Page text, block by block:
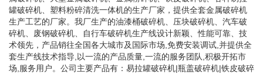
罐破碎机、塑料粉碎清洗一体机的生产厂家，提供全套金属破碎机
生产工艺的厂家。我厂生产的油漆桶破碎机、压块破碎机、汽车破
碎机、废钢破碎机、自行车破碎机生产线设计新颖、性能可靠、技
术领先，产品销往全国各大城市及国际市场,免费安装调试,并提供全
套生产线技术指导,以一流的产品质量,一流的服务团队,积极开拓市
场,服务用户。公司主要产品有：易拉罐破碎机|瓶盖破碎机|铁皮破碎